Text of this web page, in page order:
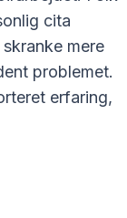
cita
mere
problemet.
erfaring,